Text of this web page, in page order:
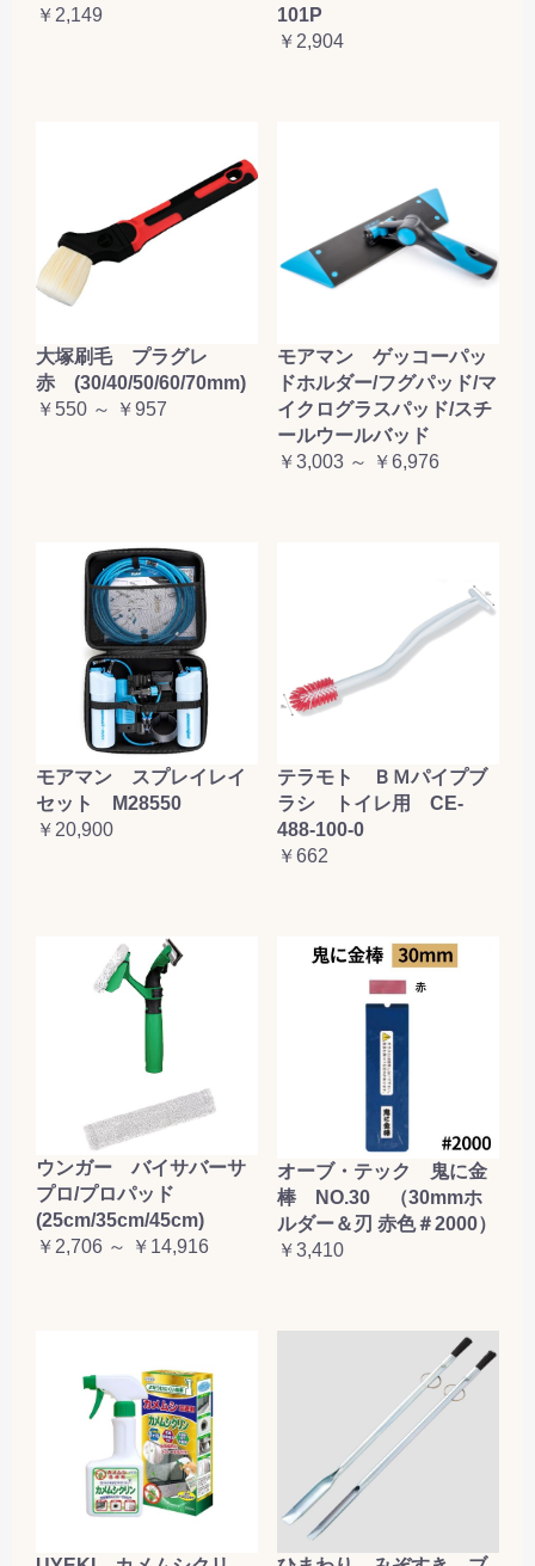
カートへ進む
￥2,149
101P
￥2,904
大塚刷毛 プラグレ
赤 (30/40/50/60/70mm)
￥550 ～ ￥957
モアマン ゲッコーパッ
ドホルダー/フグパッド/マ
イクログラスパッド/スチ
ールウールバッド
￥3,003 ～ ￥6,976
モアマン スプレイレイ
セット M28550
￥20,900
テラモト ＢＭパイプブ
ラシ トイレ用 CE-
488-100-0
￥662
ウンガー バイサバーサ
プロ/プロパッド
(25cm/35cm/45cm)
￥2,706 ～ ￥14,916
オーブ・テック 鬼に金
棒 NO.30 （30mmホ
ルダー＆刃 赤色＃2000）
￥3,410